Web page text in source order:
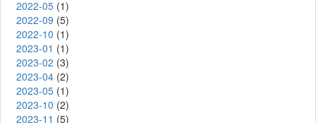
2022-05 (1)
2022-09 (5)
2022-10 (1)
2023-01 (1)
2023-02 (3)
2023-04 (2)
2023-05 (1)
2023-10 (2)
2023-11 (5)